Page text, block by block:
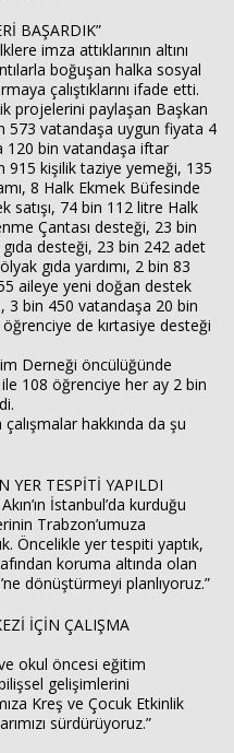
BAŞARDIK”
imza attıklarının altını
boğuşan halka sosyal
çalıştıklarını ifade etti.
projelerini paylaşan Başkan
573 vatandaşa uygun fiyata 4
120 bin vatandaşa iftar
kişilik taziye yemeği, 135
8 Halk Ekmek Büfesinde
satışı, 74 bin 112 litre Halk
Çantası desteği, 23 bin
desteği, 23 bin 242 adet
gıda yardımı, 2 bin 83
aileye yeni doğan destek
3 bin 450 vatandaşa 20 bin
de kırtasiye desteği
Derneği öncülüğünde
ile 108 öğrenciye her ay 2 bin
hakkında da şu
YER TESPİTİ YAPILDI
İstanbul’da kurduğu
Trabzon’umuza
Öncelikle yer tespiti yaptık,
koruma altında olan
dönüştürmeyi planlıyoruz.”
İÇİN ÇALIŞMA
ve okul öncesi eğitim
gelişimlerini
Kreş ve Çocuk Etkinlik
sürdürüyoruz.”